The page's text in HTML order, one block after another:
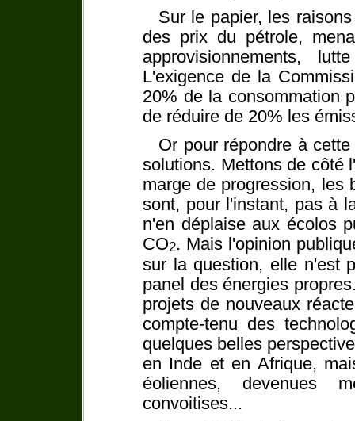
Sur le papier, les
des prix du pétrole,
approvisionnements,
L'exigence de la
20% de la consommation
de réduire de 20% les
Or pour répondre à
solutions. Mettons de côté
marge de progression, les
sont, pour l'instant, pas à
n'en déplaise aux écolos
CO2. Mais l'opinion
sur la question, elle n'est
panel des énergies
projets de nouveaux
compte-tenu des
quelques belles
en Inde et en Afrique,
éoliennes, devenues
convoitises...